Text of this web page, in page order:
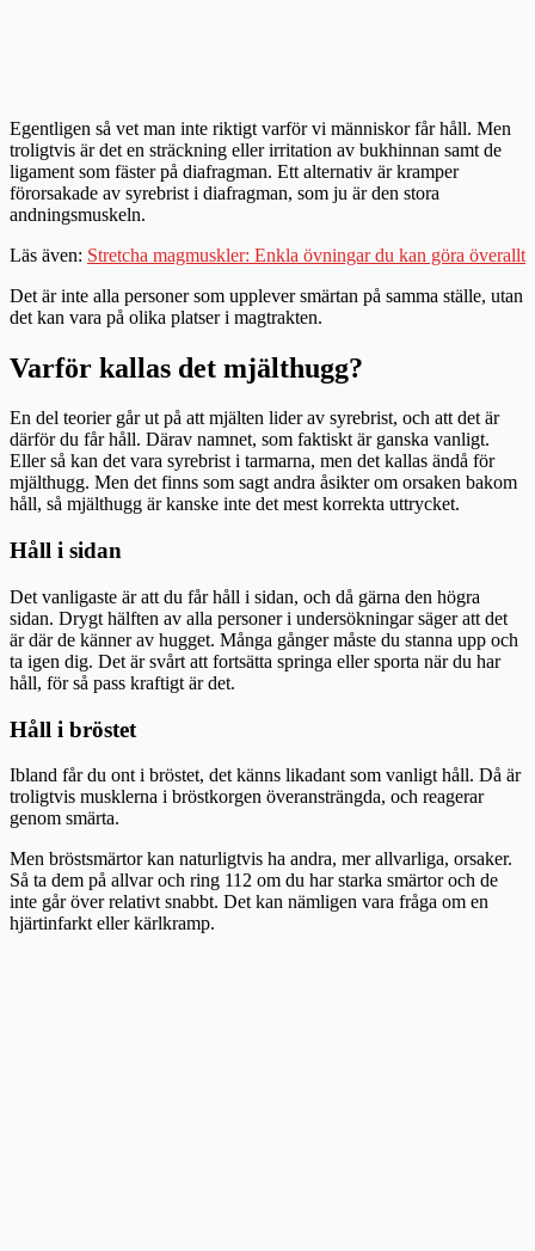
Egentligen så vet man inte riktigt varför vi människor får håll. Men
troligtvis är det en sträckning eller irritation av bukhinnan samt de
ligament som fäster på diafragman. Ett alternativ är kramper
förorsakade av syrebrist i diafragman, som ju är den stora
andningsmuskeln.
Läs även: Stretcha magmuskler: Enkla övningar du kan göra överallt
Det är inte alla personer som upplever smärtan på samma ställe, utan
det kan vara på olika platser i magtrakten.
Varför kallas det mjälthugg?
En del teorier går ut på att mjälten lider av syrebrist, och att det är
därför du får håll. Därav namnet, som faktiskt är ganska vanligt.
Eller så kan det vara syrebrist i tarmarna, men det kallas ändå för
mjälthugg. Men det finns som sagt andra åsikter om orsaken bakom
håll, så mjälthugg är kanske inte det mest korrekta uttrycket.
Håll i sidan
Det vanligaste är att du får håll i sidan, och då gärna den högra
sidan. Drygt hälften av alla personer i undersökningar säger att det
är där de känner av hugget. Många gånger måste du stanna upp och
ta igen dig. Det är svårt att fortsätta springa eller sporta när du har
håll, för så pass kraftigt är det.
Håll i bröstet
Ibland får du ont i bröstet, det känns likadant som vanligt håll. Då är
troligtvis musklerna i bröstkorgen överansträngda, och reagerar
genom smärta.
Men bröstsmärtor kan naturligtvis ha andra, mer allvarliga, orsaker.
Så ta dem på allvar och ring 112 om du har starka smärtor och de
inte går över relativt snabbt. Det kan nämligen vara fråga om en
hjärtinfarkt eller kärlkramp.